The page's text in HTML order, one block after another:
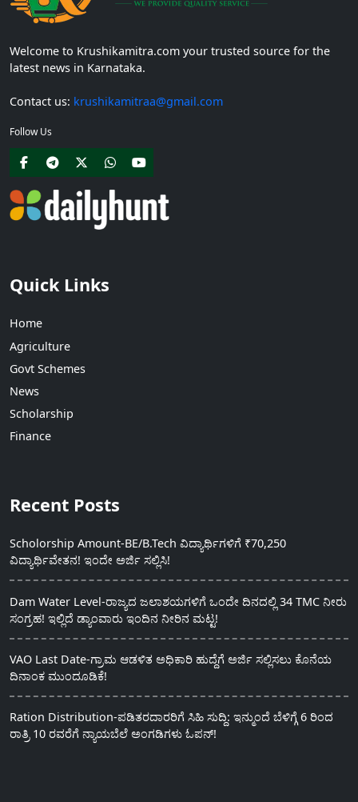
Welcome to Krushikamitra.com your trusted source for the
latest news in Karnataka.
Contact us: krushikamitraa@gmail.com
Follow Us
Quick Links
Home
Agriculture
Govt Schemes
News
Scholarship
Finance
Recent Posts
Scholorship Amount-BE/B.Tech ವಿದ್ಯಾರ್ಥಿಗಳಿಗೆ ₹70,250
ವಿದ್ಯಾರ್ಥಿವೇತನ! ಇಂದೇ ಅರ್ಜಿ ಸಲ್ಲಿಸಿ!
Dam Water Level-ರಾಜ್ಯದ ಜಲಾಶಯಗಳಿಗೆ ಒಂದೇ ದಿನದಲ್ಲಿ 34 TMC ನೀರು
ಸಂಗ್ರಹ! ಇಲ್ಲಿದೆ ಡ್ಯಾಂವಾರು ಇಂದಿನ ನೀರಿನ ಮಟ್ಟ!
VAO Last Date-ಗ್ರಾಮ ಆಡಳಿತ ಅಧಿಕಾರಿ ಹುದ್ದೆಗೆ ಅರ್ಜಿ ಸಲ್ಲಿಸಲು ಕೊನೆಯ
ದಿನಾಂಕ ಮುಂದೂಡಿಕೆ!
Ration Distribution-ಪಡಿತರದಾರರಿಗೆ ಸಿಹಿ ಸುದ್ದಿ: ಇನ್ಮುಂದೆ ಬೆಳಿಗ್ಗೆ 6 ರಿಂದ
ರಾತ್ರಿ 10 ರವರೆಗೆ ನ್ಯಾಯಬೆಲೆ ಅಂಗಡಿಗಳು ಓಪನ್!